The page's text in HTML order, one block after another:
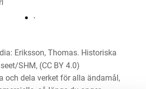
Eriksson, Thomas. Historiska
SHM, (CC BY 4.0)
och dela verket för alla ändamål,